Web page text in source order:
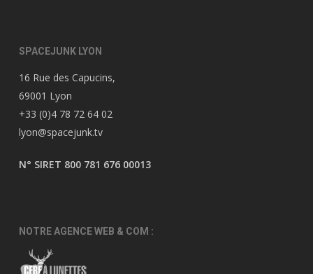
SPACEJUNK LYON
16 Rue des Capucins,
69001 Lyon
+33 (0)4 78 72 64 02
lyon@spacejunk.tv
N° SIRET 800 781 676 00013
NOTRE AGENCE WEB & COM :